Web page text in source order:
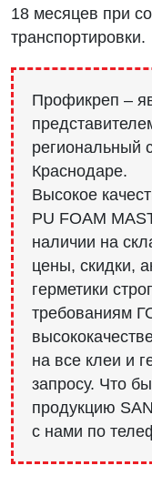
18 месяцев при
транспортировки.
Профикреп –
региональный
Краснодаре.
Высокое
PU FOAM
наличии на
цены, скидки,
герметики
требованиям
на все клеи и
запросу. Что
продукцию
с нами по